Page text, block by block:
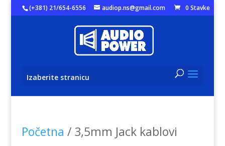
(+381) 21/654-6556 audiop.ns@gmail.com 0 Stavke
Izaberite stranicu
Početna / 3,5mm Jack kablovi